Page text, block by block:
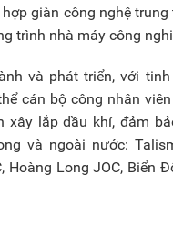
giàn công nghệ
trình nhà máy công
và phát triển, với
cán bộ công nhân
xây lắp dầu khí, đảm
và ngoài nước:
Hoàng Long JOC, Biển